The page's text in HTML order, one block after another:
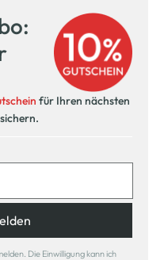
für Ihren nächsten
Die Einwilligung kann ich